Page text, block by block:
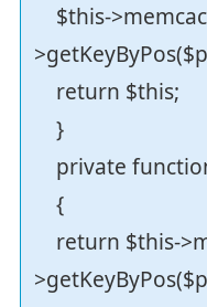
$this-
return $this;
}
private
{
return $this-